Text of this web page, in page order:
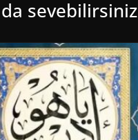
sevebilirsiniz